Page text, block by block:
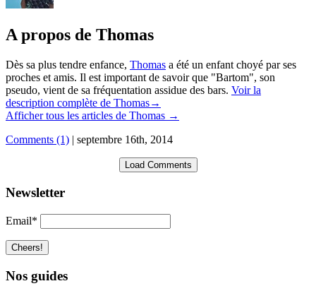
A propos de Thomas
Dès sa plus tendre enfance, Thomas a été un enfant choyé par ses
proches et amis. Il est important de savoir que "Bartom", son
pseudo, vient de sa fréquentation assidue des bars. Voir la
description complète de Thomas→
Afficher tous les articles de Thomas →
Comments (1) | septembre 16th, 2014
Load Comments
Newsletter
Email*
Nos guides